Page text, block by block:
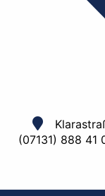
(07131) 888 41